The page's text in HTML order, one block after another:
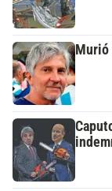
Murió